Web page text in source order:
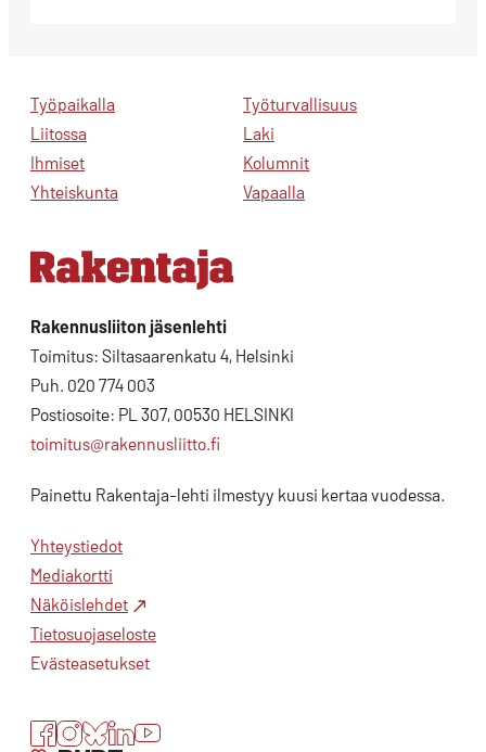
Työpaikalla
Liitossa
Ihmiset
Yhteiskunta
Työturvallisuus
Laki
Kolumnit
Vapaalla
Rakennusliiton jäsenlehti
Toimitus: Siltasaarenkatu 4, Helsinki
Puh. 020 774 003
Postiosoite: PL 307, 00530 HELSINKI
toimitus@rakennusliitto.fi
Painettu Rakentaja-lehti ilmestyy kuusi kertaa vuodessa.
Yhteystiedot
Mediakortti
Näköislehdet
Tietosuojaseloste
Evästeasetukset
Facebook
Instagram
BlueskyLinkedIn
YouTube